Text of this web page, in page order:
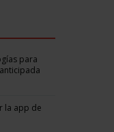
para
la app de